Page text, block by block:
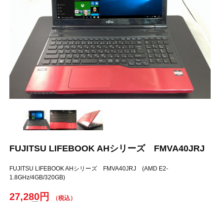
FUJITSU LIFEBOOK AHシリーズ FMVA40JRJ
FUJITSU LIFEBOOK AHシリーズ FMVA40JRJ (AMD E2-
1.8GHz/4GB/320GB)
27,280円